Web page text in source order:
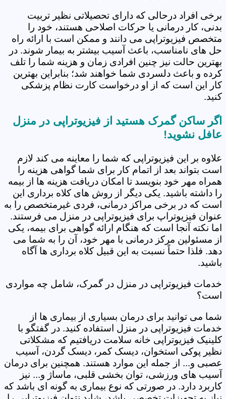
برخی افراد درحالی که دارای تحصیلاتی نظیر تربیت
بدنی، کار درمانی یا حرکات اصلاحی هستند، خود را
متخصص فیزیوتراپی می دانند و ممکن است با ارائه راه
حل های نامناسب، باعث آسیب بیشتر به بیمار شوند. در
بهترین حالت نیز چنین افرادی زمان و هزینه شما را تلف
کرده و باعث دلسردی شما خواهند شد؛ بنابراین بهترین
کار این است که از او درخواست کارت نظام پزشکی
کنید.
اگر ساکن گمرک هستید از فیزیوتراپی در منزل
عافل نشوید!
علاوه بر این فیزیوتراپی که شما را معاینه می کند لازم
است بتواند بعد از اتمام کار برای شما گواهی هزینه را
همراه مهر خود بنویسد تا امکان دریافت هزینه ها از بیمه
را داشته باشید. یکی دیگر از روش های کلاه برداری این
است که در برخی مراکز درمانی، فردی غیرمتخصص را به
عنوان فیزیوتراپ برای فیزیوتراپی در منزل می فرستند.
اما نکته آنجا است که هنگام ارائه گواهی برای بیمه، یکی
از مسئولین مرکز درمانی با مهر خود، آن را به شما می
دهد. فلذا حتماً نسبت به این قبیل کلاه برداری ها آگاه
باشید.
خدمات فیزیوتراپی در منزل در گمرک، شامل چه مواردی
است؟
شما می توانید برای درمان بسیاری از بیماری ها از
خدمات فیزیوتراپی در منزل استفاده کنید. در گفتگو با
کلینیک فیزیوتراپی خانه سلامت دریافتیم که مشکلاتی
نظیر پوکی استخوان، دیسک کمر، دیسک گردن، آسیب
عصبی و... از جمله این موارد هستند. همچنین برای درمان
آسیب های ورزشی، توان بخشی قلبی، ماساژ و... نیز
کاربرد دارد. در صورتی که نوع بیماری به گونه ای باشد که